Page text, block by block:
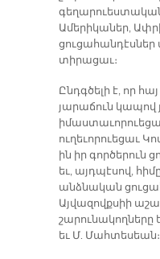
Ամերիկաներ,
ցուցահանդէսներ
տիրացաւ։
Ընդգծելի է, որ
յարաճուն կապով
ուղեւորուեցաւ
ին իր գործերուն
եւ, այդպէսով,
անձնական
Այվազովքսիի
եւ Մ. Մահտեսեան։